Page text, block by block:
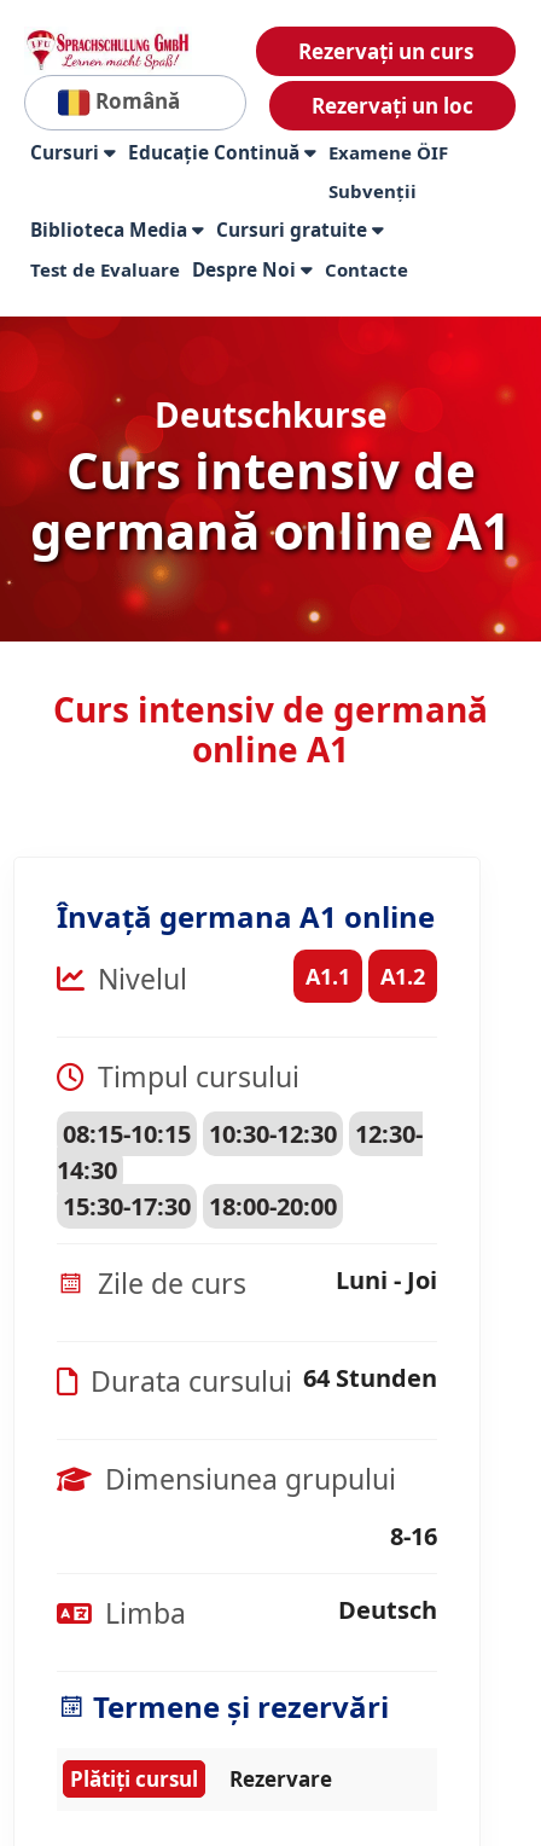
Română
Rezervați un curs
Rezervați un loc
Cursuri Educație Continuă
Examene ÖIF
Subvenții
Biblioteca Media Cursuri gratuite
Test de Evaluare Despre Noi Contacte
Deutschkurse
Curs intensiv de
germană online A1
Curs intensiv de germană
online A1
Învață germana A1 online
Nivelul A1.1 A1.2
Timpul cursului
08:15-10:15 10:30-12:30
12:30-
14:30
15:30-17:30
18:00-20:00
Zile de curs Luni - Joi
Durata cursului 64 Stunden
Dimensiunea grupului
8-16
Limba Deutsch
Termene și rezervări
Plătiți cursul Rezervare